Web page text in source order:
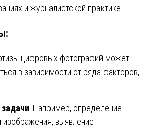
и журналистской практике.
цифровых фотографий может
в зависимости от ряда факторов,
: Например, определение
изображения, выявление